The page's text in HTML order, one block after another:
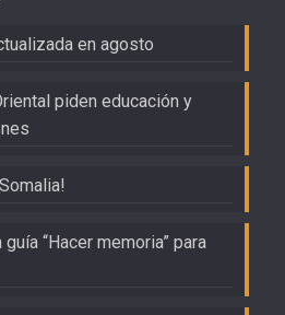
en agosto
piden educación y
“Hacer memoria” para